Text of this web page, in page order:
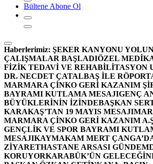
Bültene Abone Ol
Haberlerimiz: ŞEKER KANYONU
ÇALIŞMALAR BAŞLADIÖZEL
FİZİK TEDAVİ VE REHABİLİTASYON
DR. NECDET ÇATALBAŞ İLE
MARMARA ÇİNKO GERİ KAZANIM
BAYRAMI KUTLAMA MESAJIGENÇ
BÜYÜKLERİNİN İZİNDEBAŞKAN
KARAKAŞ’TAN 19 MAYIS MESAJI
MARMARA ÇİNKO GERİ KAZANIM
GENÇLİK VE SPOR BAYRAMI
MESAJIKAYMAKAM MERT
ZİYARETHASTANE ARSASI
KORUYORKARABÜK’ÜN